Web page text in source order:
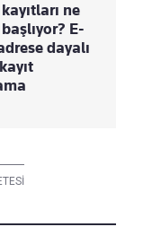
ne
E-
dayalı